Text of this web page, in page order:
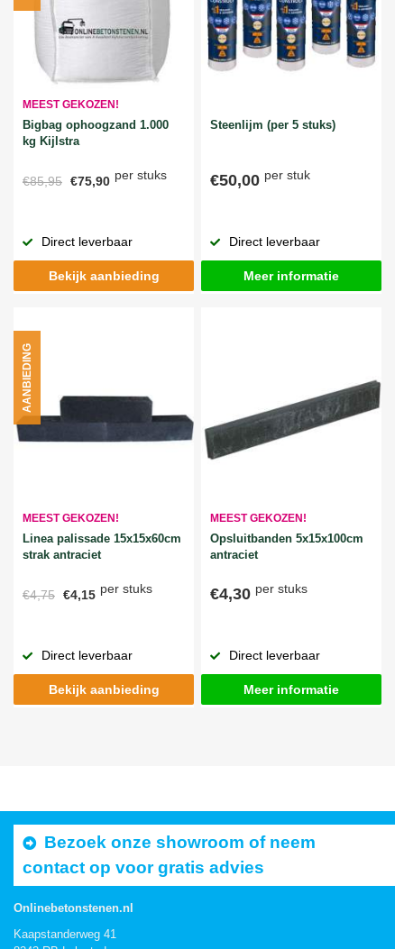
MEEST GEKOZEN!
Bigbag ophoogzand 1.000
kg Kijlstra
€85,95 €75,90 per stuks
Direct leverbaar
Bekijk aanbieding
Steenlijm (per 5 stuks)
€50,00 per stuk
Direct leverbaar
Meer informatie
MEEST GEKOZEN!
Linea palissade 15x15x60cm
strak antraciet
€4,75 €4,15 per stuks
AANBIEDING
Direct leverbaar
Bekijk aanbieding
MEEST GEKOZEN!
Opsluitbanden 5x15x100cm
antraciet
€4,30 per stuks
Direct leverbaar
Meer informatie
Bezoek onze showroom of neem
contact op voor gratis advies
Onlinebetonstenen.nl
Kaapstanderweg 41